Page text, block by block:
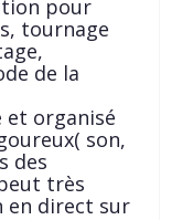
pour
tournage
de la
et organisé
son,
des
très
en direct sur